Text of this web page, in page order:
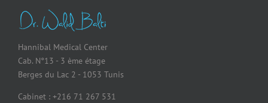
Hannibal Medical Center
Cab. N°13 - 3 ème étage
Berges du Lac 2 - 1053 Tunis
Cabinet : +216 71 267 531